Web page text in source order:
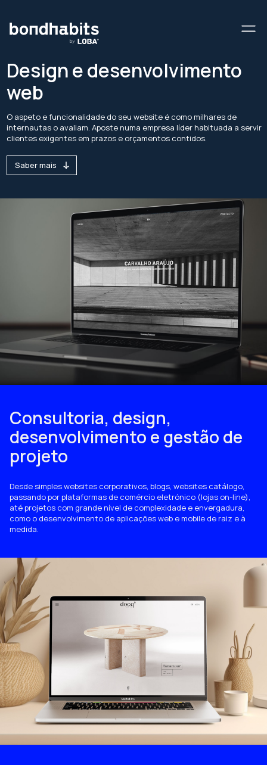
Design e desenvolvimento
web
O aspeto e funcionalidade do seu website é como milhares de
internautas o avaliam. Aposte numa empresa líder habituada a servir
clientes exigentes em prazos e orçamentos contidos.
Saber mais
Consultoria, design,
desenvolvimento e gestão de
projeto
Desde simples websites corporativos, blogs, websites catálogo,
passando por plataformas de comércio eletrónico (lojas on-line),
até projetos com grande nível de complexidade e envergadura,
como o desenvolvimento de aplicações web e mobile de raiz e à
medida.